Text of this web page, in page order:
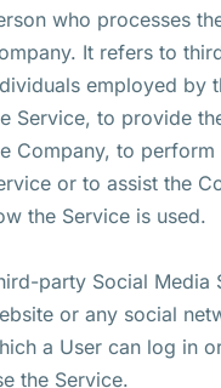
who processes
It refers to
employed by
Service, to provide
Company, to
or to assist the
the Service is used.
party Social Media
or any social
a User can log in
the Service.